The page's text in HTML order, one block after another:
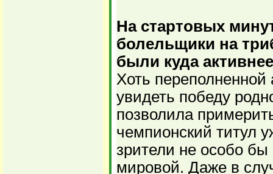
На стартовых
болельщики на
были куда
Хоть переполненной
увидеть победу
позволила
чемпионский титул
зрители не особо бы
мировой. Даже в